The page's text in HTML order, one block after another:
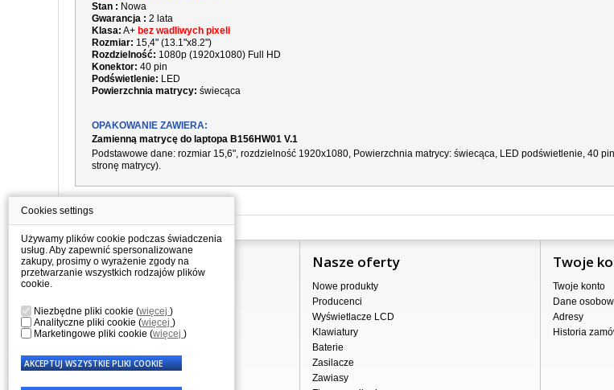
Stan : Nowa
Gwarancja : 2 lata
Klasa: A+ bez wadliwych pixeli
Rozmiar: 15,4" (13.1"x8.2")
Rozdzielność: 1080p (1920x1080) Full HD
Konektor: 40 pin
Podświetlenie: LED
Powierzchnia matrycy: świecąca
OPAKOWANIE ZAWIERA:
Zamienną matrycę do laptopa B156HW01 V.1
Podstawowe dane: rozmiar 15,6", rozdzielność 1920x1080, Powierzchnia matrycy: świecąca, LED podświetlenie, 40
stronę matrycy).
Informacje
Sprzedaż hurtowa
Nota prawna
Przetwarzanie danych osobowych
Nasze oferty
Nowe produkty
Producenci
Wyświetlacze LCD
Klawiatury
Baterie
Zasilacze
Zawiasy
Twoje
Twoje konto
Dane
Adresy
Historia
Cookies settings
Używamy plików cookie podczas świadczenia
usług. Aby zapewnić spersonalizowane
zakupy, prosimy o wyrażenie zgody na
przetwarzanie wszystkich rodzajów plików
cookie.
Niezbędne pliki cookie (więcej )
Analityczne pliki cookie (więcej )
Marketingowe pliki cookie (więcej )